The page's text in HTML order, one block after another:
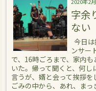
字余
ない
今日
ンサー
で、16時ごろまで、家内
いた。帰って聞くと、何
言うが、婿と会って挨拶
ごみの中から、あれ、まっ